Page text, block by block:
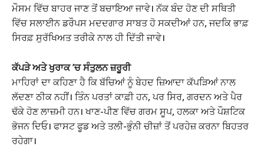
ਮੌਸਮ ਵਿੱਚ ਬਾਹਰ ਜਾਣ ਤੋਂ ਬਚਾਇਆ ਜਾਵੇ। ਨੱਕ ਬੰਦ ਹੋਣ ਦੀ ਸਥਿਤੀ
ਵਿੱਚ ਸਲਾਈਨ ਡਰੌਪਸ ਮਦਦਗਾਰ ਸਾਬਤ ਹੋ ਸਕਦੀਆਂ ਹਨ, ਜਦਕਿ ਭਾਫ਼
ਸਿਰਫ਼ ਸੁਰੱਖਿਅਤ ਤਰੀਕੇ ਨਾਲ ਹੀ ਦਿੱਤੀ ਜਾਵੇ।
ਕੱਪੜੇ ਅਤੇ ਖੁਰਾਕ ’ਚ ਸੰਤੁਲਨ ਜ਼ਰੂਰੀ
ਮਾਹਿਰਾਂ ਦਾ ਕਹਿਣਾ ਹੈ ਕਿ ਬੱਚਿਆਂ ਨੂੰ ਬੇਹਦ ਜ਼ਿਆਦਾ ਕੱਪੜਿਆਂ ਨਾਲ
ਲੱਦਣਾ ਠੀਕ ਨਹੀਂ। ਤਿੰਨ ਪਰਤਾਂ ਕਾਫ਼ੀ ਹਨ, ਪਰ ਸਿਰ, ਗਰਦਨ ਅਤੇ ਪੈਰ
ਢੱਕੇ ਹੋਣ ਲਾਜ਼ਮੀ ਹਨ। ਖਾਣ-ਪੀਣ ਵਿੱਚ ਗਰਮ ਸੂਪ, ਹਲਕਾ ਅਤੇ ਪੌਸ਼ਟਿਕ
ਭੋਜਨ ਦਿਓ। ਫਾਸਟ ਫੂਡ ਅਤੇ ਤਲੀ-ਭੁੰਨੀ ਚੀਜ਼ਾਂ ਤੋਂ ਪਰਹੇਜ਼ ਕਰਨਾ ਬਿਹਤਰ
ਰਹੇਗਾ।